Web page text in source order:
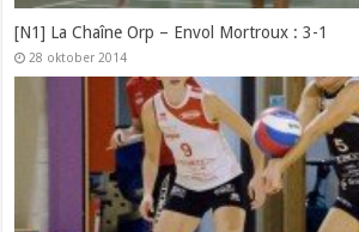
[N1] La Chaîne Orp – Envol Mortroux : 3-1
28 oktober 2014